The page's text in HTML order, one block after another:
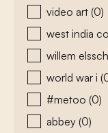
video art (0)
west india
willem
world war i
#metoo (0)
abbey (0)